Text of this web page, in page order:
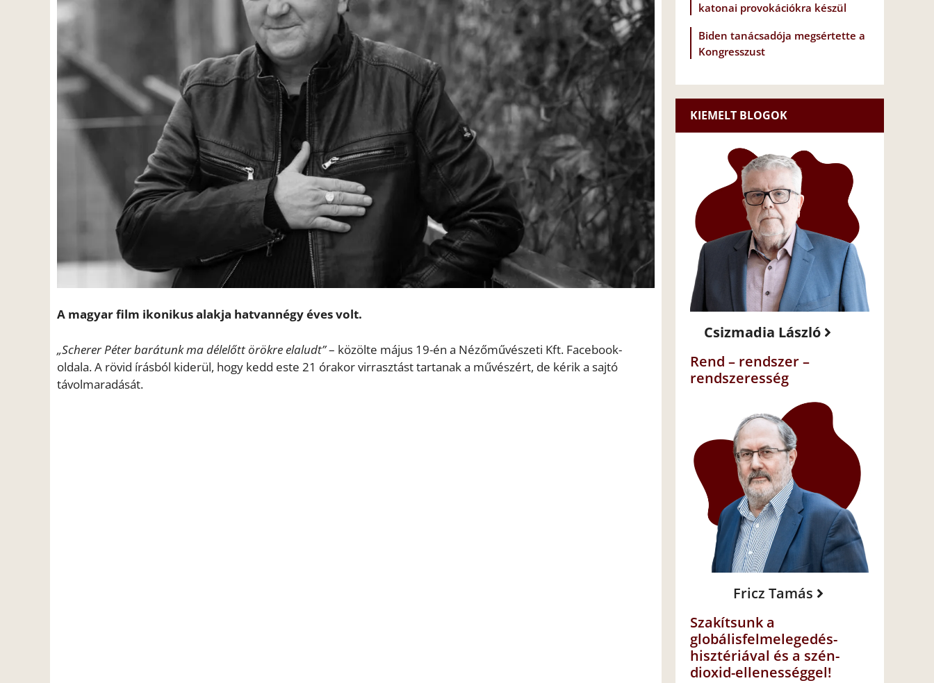
A magyar film ikonikus alakja hatvannégy éves volt.
„Scherer Péter barátunk ma délelőtt örökre elaludt”– közölte május 19-én a Nézőművészeti Kft. Facebook-
oldala. A rövid írásból kiderül, hogy kedd este 21 órakor virrasztást tartanak a művészért, de kérik a sajtó
távolmaradását.
katonai provokációkra készül
Biden tanácsadója megsértette a
Kongresszust
KIEMELT BLOGOK
Csizmadia László
Rend – rendszer –
rendszeresség
Fricz Tamás
Szakítsunk a
globálisfelmelegedés-
hisztériával és a szén-
dioxid-ellenességgel!